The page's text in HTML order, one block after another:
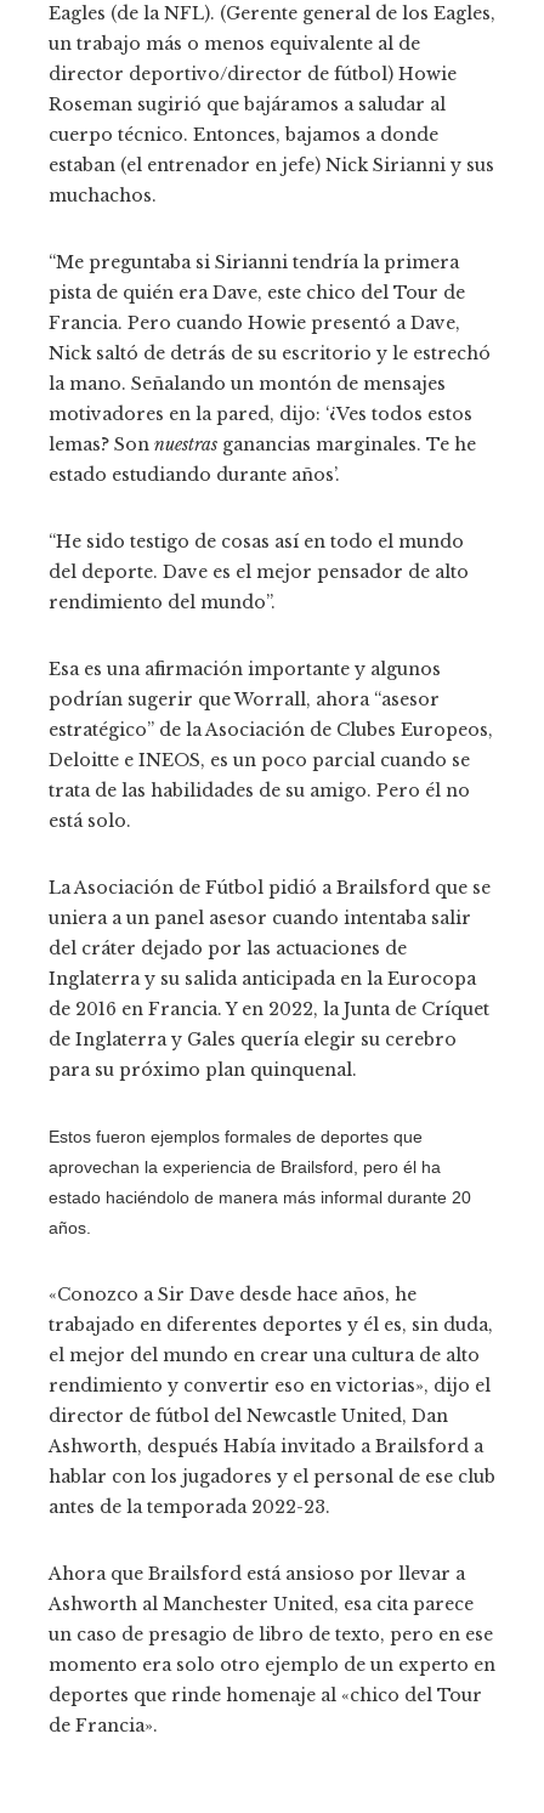
Eagles (de la NFL). (Gerente general de los Eagles,
un trabajo más o menos equivalente al de
director deportivo/director de fútbol) Howie
Roseman sugirió que bajáramos a saludar al
cuerpo técnico. Entonces, bajamos a donde
estaban (el entrenador en jefe) Nick Sirianni y sus
muchachos.
“Me preguntaba si Sirianni tendría la primera
pista de quién era Dave, este chico del Tour de
Francia. Pero cuando Howie presentó a Dave,
Nick saltó de detrás de su escritorio y le estrechó
la mano. Señalando un montón de mensajes
motivadores en la pared, dijo: ‘¿Ves todos estos
lemas? Son nuestras ganancias marginales. Te he
estado estudiando durante años’.
“He sido testigo de cosas así en todo el mundo
del deporte. Dave es el mejor pensador de alto
rendimiento del mundo”.
Esa es una afirmación importante y algunos
podrían sugerir que Worrall, ahora “asesor
estratégico” de la Asociación de Clubes Europeos,
Deloitte e INEOS, es un poco parcial cuando se
trata de las habilidades de su amigo. Pero él no
está solo.
La Asociación de Fútbol pidió a Brailsford que se
uniera a un panel asesor cuando intentaba salir
del cráter dejado por las actuaciones de
Inglaterra y su salida anticipada en la Eurocopa
de 2016 en Francia. Y en 2022, la Junta de Críquet
de Inglaterra y Gales quería elegir su cerebro
para su próximo plan quinquenal.
Estos fueron ejemplos formales de deportes que
aprovechan la experiencia de Brailsford, pero él ha
estado haciéndolo de manera más informal durante 20
años.
«Conozco a Sir Dave desde hace años, he
trabajado en diferentes deportes y él es, sin duda,
el mejor del mundo en crear una cultura de alto
rendimiento y convertir eso en victorias», dijo el
director de fútbol del Newcastle United, Dan
Ashworth, después Había invitado a Brailsford a
hablar con los jugadores y el personal de ese club
antes de la temporada 2022-23.
Ahora que Brailsford está ansioso por llevar a
Ashworth al Manchester United, esa cita parece
un caso de presagio de libro de texto, pero en ese
momento era solo otro ejemplo de un experto en
deportes que rinde homenaje al «chico del Tour
de Francia».